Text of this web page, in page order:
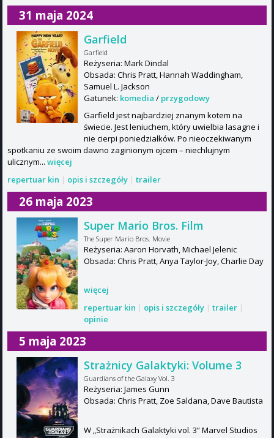
31 maja 2024
Garfield
Garfield
Reżyseria: Mark Dindal
Obsada: Chris Pratt, Hannah Waddingham,
Samuel L. Jackson
Gatunek: komedia / przygodowy
Garfield jest najbardziej znanym kotem na
świecie. Jest leniuchem, który uwielbia lasagne i
nie cierpi poniedziałków. Po nieoczekiwanym
spotkaniu ze swoim dawno zaginionym ojcem – niechlujnym
ulicznym... więcej
repertuar kin | opis i szczegóły | trailer
26 maja 2023
Super Mario Bros. Film
The Super Mario Bros. Movie
Reżyseria: Aaron Horvath, Michael Jelenic
Obsada: Chris Pratt, Anya Taylor-Joy, Charlie Day
więcej
repertuar kin | opis i szczegóły | trailer |
opinie
5 maja 2023
Strażnicy Galaktyki: Volume 3
Guardians of the Galaxy Vol. 3
Reżyseria: James Gunn
Obsada: Chris Pratt, Zoe Saldana, Dave Bautista
W „Strażnikach Galaktyki vol. 3” Marvel Studios